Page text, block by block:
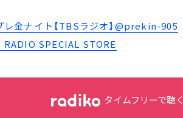
レ金ナイト【TBSラジオ】@prekin-905
RADIO SPECIAL STORE
タイムフリーで聴く